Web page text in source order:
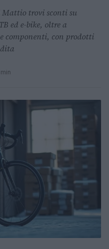
trovi sconti su
ed e-bike, oltre a
componenti, con prodotti
min